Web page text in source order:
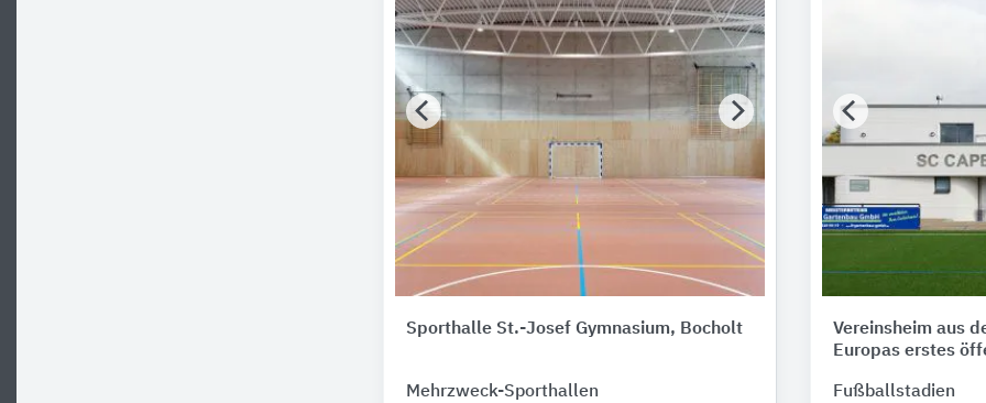
Sporthalle St.-Josef Gymnasium, Bocholt
Mehrzweck-Sporthallen
Vereinsheim aus
Europas erstes
Fußballstadien